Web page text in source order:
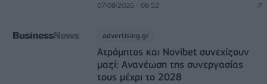
07/08/2026 - 08:52
advertising.gr
Ατρόμητος και Novibet συνεχίζουν
μαζί: Ανανέωση της συνεργασίας
τους μέχρι το 2028